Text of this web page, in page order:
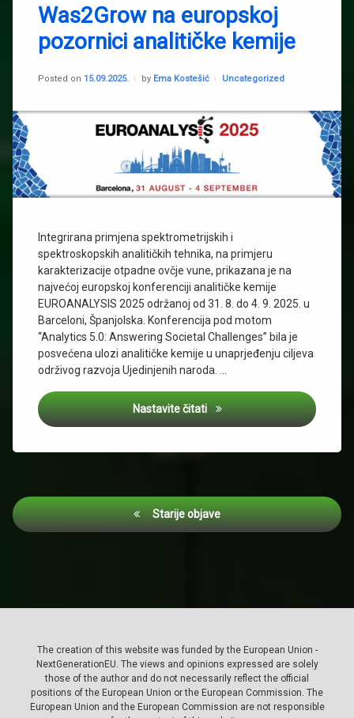
Was2Grow na europskoj
pozornici analitičke kemije
Posted on 15.09.2025.
Updated on 03.02.2026.
by Ema Kostešić Kategorije:
Uncategorized
Integrirana primjena spektrometrijskih i
spektroskopskih analitičkih tehnika, na primjeru
karakterizacije otpadne ovčje vune, prikazana je na
najvećoj europskoj konferenciji analitičke kemije
EUROANALYSIS 2025 održanoj od 31. 8. do 4. 9. 2025. u
Barceloni, Španjolska. Konferencija pod motom
“Analytics 5.0: Answering Societal Challenges” bila je
posvećena ulozi analitičke kemije u unaprjeđenju ciljeva
održivog razvoja Ujedinjenih naroda. …
Nastavite čitati Was2Grow na europskoj
analitička
kemija
inovativna
hidroponska
ovčja
vuna
Stipičević
Was2grow
Navigacija
objava
Starije objave
The creation of this website was funded by the European Union -
NextGenerationEU. The views and opinions expressed are solely
those of the author and do not necessarily reflect the official
positions of the European Union or the European Commission. The
European Union and the European Commission are not responsible